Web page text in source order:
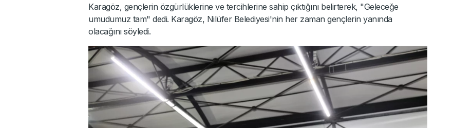
Karagöz, gençlerin özgürlüklerine ve tercihlerine sahip çıktığını belirterek, "Geleceğe
umudumuz tam" dedi. Karagöz, Nilüfer Belediyesi'nin her zaman gençlerin yanında
olacağını söyledi.